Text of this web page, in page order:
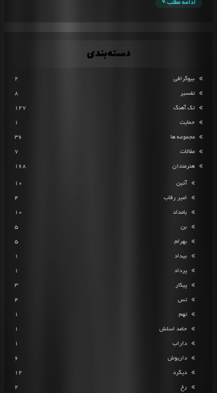
ادامه مطلب
دسته‌بندی
بیوگرافی 2
تفسیر 8
تک آهنگ 127
حمایت 1
مجموعه ها 36
مقالات 7
هنرمندان 168
آئین 10
امیر رقاب 4
بامداد 10
بن 5
بهرام 5
بیداد 1
پرداد 1
پیکار 3
تس 4
تهم 1
حامد اسلش 1
داراب 1
داریوش 6
دیگرد 12
رخ 2